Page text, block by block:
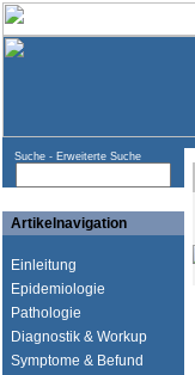
Suche - Erweiterte Suche
Artikelnavigation
Einleitung
Epidemiologie
Pathologie
Diagnostik & Workup
Symptome & Befund